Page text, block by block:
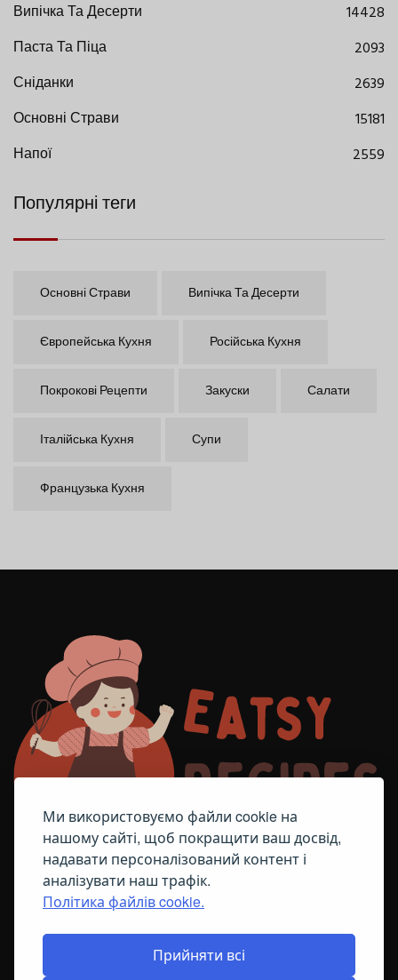
Ми використовуємо файли cookie на
нашому сайті, щоб покращити ваш досвід,
надавати персоналізований контент і
аналізувати наш трафік.
Політика файлів cookie.
Прийняти всі
Випічка Та Десерти
14428
Паста Та Піца
2093
Сніданки
2639
Основні Страви
15181
Напої
2559
Популярні теги
Основні Страви Випічка Та Десерти
Європейська Кухня Російська Кухня
Покрокові Рецепти Закуски Салати
Італійська Кухня Супи
Французька Кухня
ПОЛІТИКА ЩОДО ФАЙЛІВ COOKIE